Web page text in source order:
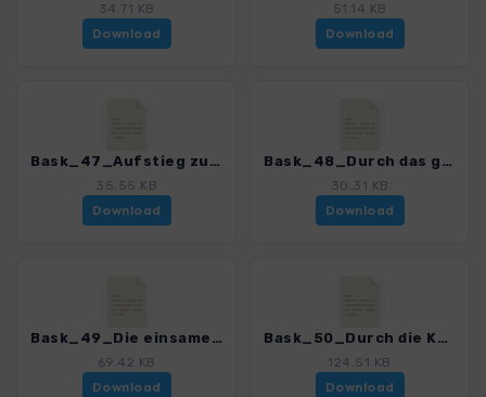
34.71 KB
Download
51.14 KB
Download
Bask_47_Aufstieg zur verlassenen Ermita de Zuberoa_0252_1.gpx
35.55 KB
Download
Bask_48_Durch das geheimisvolle Belabarce-Tal_0252_1.gpx
30.31 KB
Download
Bask_49_Die einsame Schlucht von Ehujarre_0252_1.gpx
69.42 KB
Download
Bask_50_Durch die Kartlandschaft von Larra_0252_1.gpx
124.51 KB
Download